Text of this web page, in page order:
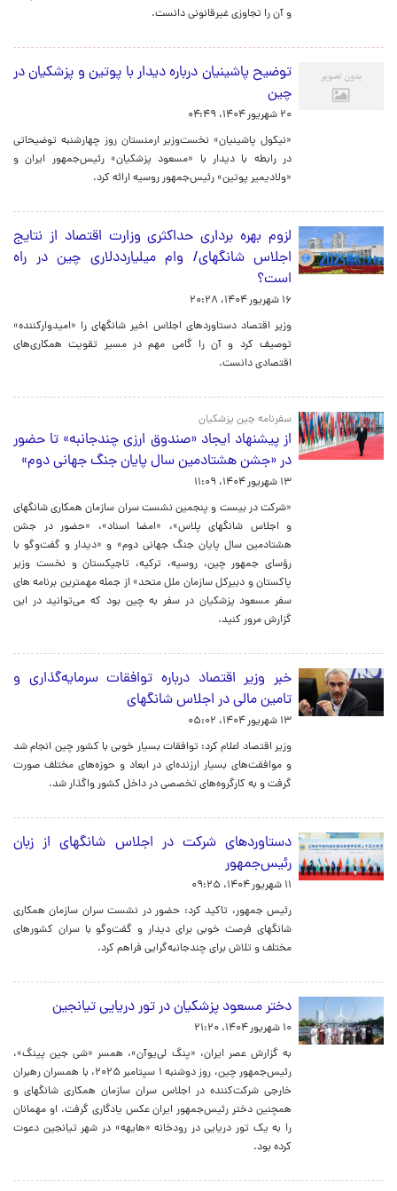
و آن را تجاوزی غیرقانونی دانست.
توضیح پاشینیان درباره دیدار با پوتین و پزشکیان در
چین
۲۰ شهریور ۱۴۰۴، ۰۴:۴۹
«نیکول پاشینیان» نخست‌وزیر ارمنستان روز چهارشنبه توضیحاتی
در رابطه با دیدار با «مسعود پزشکیان» رئیس‌جمهور ایران و
«ولادیمیر پوتین» رئیس‌جمهور روسیه ارائه کرد.
لزوم بهره برداری حداکثری وزارت اقتصاد از نتایج
اجلاس شانگهای/ وام میلیارددلاری چین در راه
است؟
۱۶ شهریور ۱۴۰۴، ۲۰:۲۸
وزیر اقتصاد دستاوردهای اجلاس اخیر شانگهای را «امیدوارکننده»
توصیف کرد و آن را گامی مهم در مسیر تقویت همکاری‌های
اقتصادی دانست.
سفرنامه چین پزشکیان
از پیشنهاد ایجاد «صندوق ارزی چندجانبه» تا حضور
در «جشن هشتادمین سال پایان جنگ جهانی دوم»
۱۳ شهریور ۱۴۰۴، ۱۱:۰۹
«شرکت در بیست و پنجمین نشست سران سازمان همکاری شانگهای
و اجلاس شانگهای پلاس»،‌ «امضا اسناد»،‌ «حضور در جشن
هشتادمین سال پایان جنگ جهانی دوم» و «دیدار و گفت‌وگو با
رؤسای جمهور چین،‌ روسیه، ترکیه، تاجیکستان و نخست وزیر
پاکستان و دبیرکل سازمان ملل متحد» از جمله مهمترین برنامه های
سفر مسعود پزشکیان در سفر به چین بود که می‌توانید در این
گزارش مرور کنید.
خبر وزیر اقتصاد درباره توافقات سرمایه‌گذاری و
تامین مالی در اجلاس شانگهای
۱۳ شهریور ۱۴۰۴، ۰۵:۰۲
وزیر اقتصاد اعلام کرد: توافقات بسیار خوبی با کشور چین انجام شد
و موافقت‌های بسیار ارزنده‌ای در ابعاد و حوزه‌های مختلف صورت
گرفت و به کارگروه‌های تخصصی در داخل کشور واگذار شد.
دستاوردهای شرکت در اجلاس شانگهای از زبان
رئیس‌جمهور
۱۱ شهریور ۱۴۰۴، ۰۹:۲۵
رئیس جمهور، تاکید کرد: حضور در نشست سران سازمان همکاری
شانگهای فرصت خوبی برای دیدار و گفت‌وگو با سران کشورهای
مختلف و تلاش برای چندجانبه‌گرایی فراهم کرد.
دختر مسعود پزشکیان در تور دریایی تیانجین
۱۰ شهریور ۱۴۰۴، ۲۱:۲۰
به گزارش عصر ایران، «پنگ لی‌یوآن»، همسر «شی جین پینگ»،
رئیس‌جمهور چین، روز دوشنبه ۱ سپتامبر ۲۰۲۵، با همسران رهبران
خارجی شرکت‌کننده در اجلاس سران سازمان همکاری شانگهای و
همچنین دختر رئیس‌جمهور ایران عکس یادگاری گرفت. او مهمانان
را به یک تور دریایی در رودخانه «هایهه» در شهر تیانجین دعوت
کرده بود.